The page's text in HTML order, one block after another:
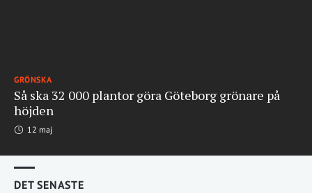
GRÖNSKA
Så ska 32 000 plantor göra Göteborg grönare på
höjden
12 maj
DET SENASTE